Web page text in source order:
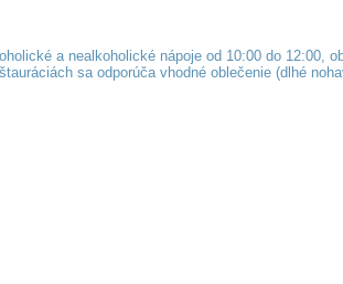
a nealkoholické nápoje od 10:00 do
sa odporúča vhodné oblečenie (dlhé